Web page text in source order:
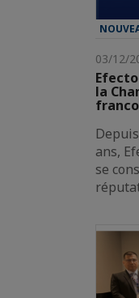
03/12/
la
ans,
se